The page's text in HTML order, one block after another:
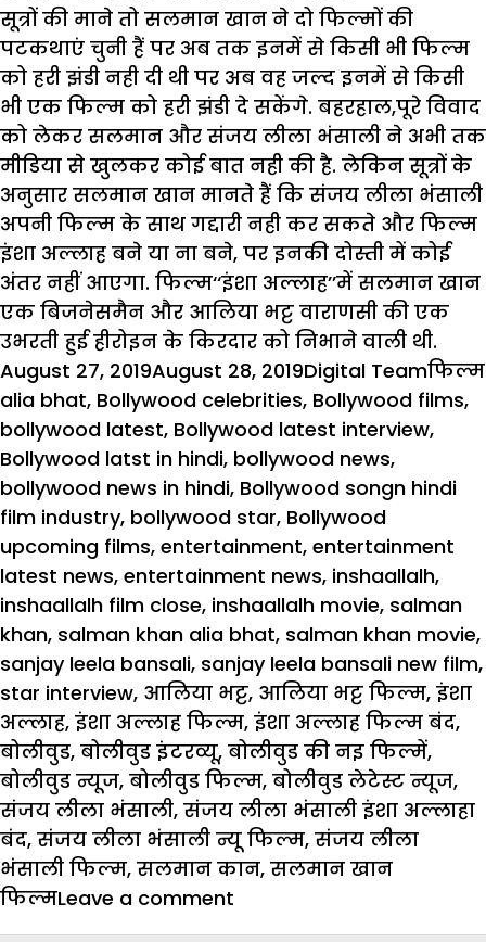
सूत्रों की माने तो सलमान खान ने दो फिल्मों की
पटकथाएं चुनी हैं पर अब तक इनमें से किसी भी फिल्म
को हरी झंडी नही दी थी पर अब वह जल्द इनमें से किसी
भी एक फिल्म को हरी झंडी दे सकेंगे. बहरहाल,पूरे विवाद
को लेकर सलमान और संजय लीला भंसाली ने अभी तक
मीडिया से खुलकर कोई बात नही की है. लेकिन सूत्रों के
अनुसार सलमान खान मानते हैं कि संजय लीला भंसाली
अपनी फिल्म के साथ गद्दारी नही कर सकते और फिल्म
इंशा अल्लाह बने या ना बने, पर इनकी दोस्ती में कोई
अंतर नहीं आएगा. फिल्म‘‘इंशा अल्लाह’’में सलमान खान
एक बिजनेसमैन और आलिया भट्ट वाराणसी की एक
उभरती हुई हीरोइन के किरदार को निभाने वाली थी.
Posted
on
August 27, 2019August 28, 2019Author
Digital Teamफिल्म
alia bhat, Bollywood celebrities, Bollywood films,
bollywood latest, Bollywood latest interview,
Bollywood latst in hindi, bollywood news,
bollywood news in hindi, Bollywood songn hindi
film industry, bollywood star, Bollywood
upcoming films, entertainment, entertainment
latest news, entertainment news, inshaallalh,
inshaallalh film close, inshaallalh movie, salman
khan, salman khan alia bhat, salman khan movie,
sanjay leela bansali, sanjay leela bansali new film,
star interview, आलिया भट्ट, आलिया भट्ट फिल्म, इंशा
अल्लाह, इंशा अल्लाह फिल्म, इंशा अल्लाह फिल्म बंद,
बोलीवुड, बोलीवुड इंटरव्यू, बोलीवुड की नइ फिल्में,
बोलीवुड न्यूज, बोलीवुड फिल्म, बोलीवुड लेटेस्ट न्यूज,
संजय लीला भंसाली, संजय लीला भंसाली इंशा अल्लाहा
बंद, संजय लीला भंसाली न्यू फिल्म, संजय लीला
भंसाली फिल्म, सलमान कान, सलमान खान
फिल्मLeave a comment